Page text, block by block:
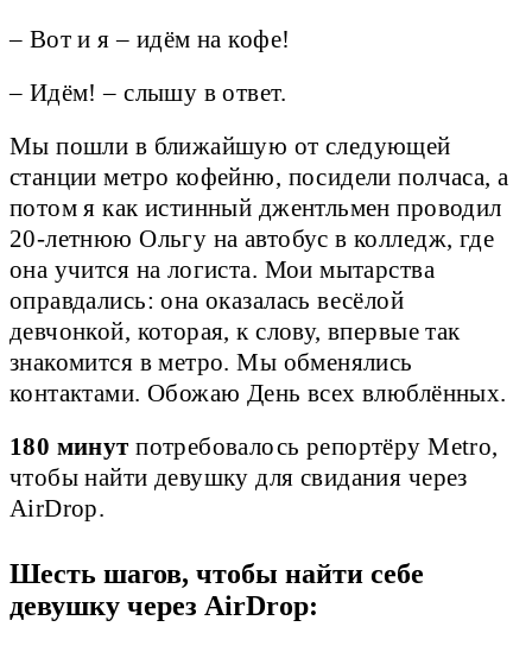
– Вот и я – идём на кофе!
– Идём! – слышу в ответ.
Мы пошли в ближайшую от следующей
станции метро кофейню, посидели полчаса, а
потом я как истинный джентльмен проводил
20-летнюю Ольгу на автобус в колледж, где
она учится на логиста. Мои мытарства
оправдались: она оказалась весёлой
девчонкой, которая, к слову, впервые так
знакомится в метро. Мы обменялись
контактами. Обожаю День всех влюблённых.
180 минут потребовалось репортёру Metro,
чтобы найти девушку для свидания через
AirDrop.
Шесть шагов, чтобы найти себе
девушку через AirDrop: